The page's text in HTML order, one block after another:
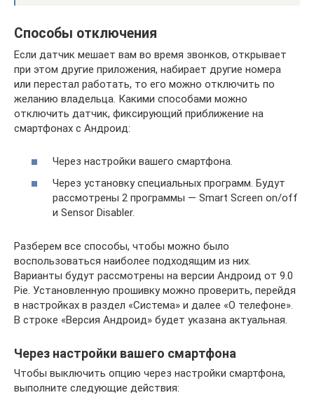
Способы отключения
Если датчик мешает вам во время звонков, открывает
при этом другие приложения, набирает другие номера
или перестал работать, то его можно отключить по
желанию владельца. Какими способами можно
отключить датчик, фиксирующий приближение на
смартфонах с Андроид:
Через настройки вашего смартфона.
Через установку специальных программ. Будут
рассмотрены 2 программы — Smart Screen on/off
и Sensor Disabler.
Разберем все способы, чтобы можно было
воспользоваться наиболее подходящим из них.
Варианты будут рассмотрены на версии Андроид от 9.0
Pie. Установленную прошивку можно проверить, перейдя
в настройках в раздел «Система» и далее «О телефоне».
В строке «Версия Андроид» будет указана актуальная.
Через настройки вашего смартфона
Чтобы выключить опцию через настройки смартфона,
выполните следующие действия: